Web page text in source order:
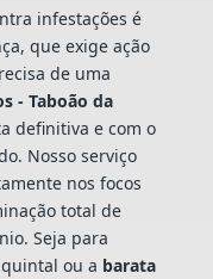
infestações é
que exige ação
de uma
- Taboão da
definitiva e com o
Nosso serviço
nos focos
total de
Seja para
ou a barata